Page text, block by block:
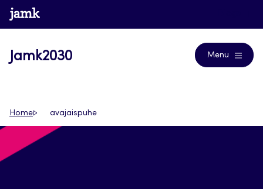
Siirry
suoraan
www.jamk.fi
Jamk2030 Menu
Home avajaispuhe